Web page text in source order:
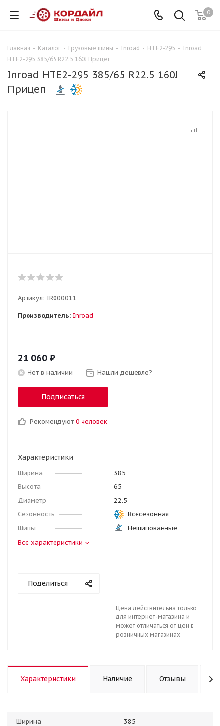
0
Главная - Каталог - Грузовые шины - Inroad - HTE2-295 - Inroad
HTE2-295 385/65 R22.5 160J Прицеп
Inroad HTE2-295 385/65 R22.5 160J
Прицеп
Артикул: IR000011
Производитель: Inroad
21 060 ₽
Нет в наличии Нашли дешевле?
Подписаться
Рекомендуют 0 человек
Характеристики
Ширина
385
Высота
65
Диаметр
22.5
Сезонность
Всесезонная
Шипы
Нешипованные
Все характеристики
Поделиться
Цена действительна только
для интернет-магазина и
может отличаться от цен в
розничных магазинах
Характеристики Наличие Отзывы
Ширина 385